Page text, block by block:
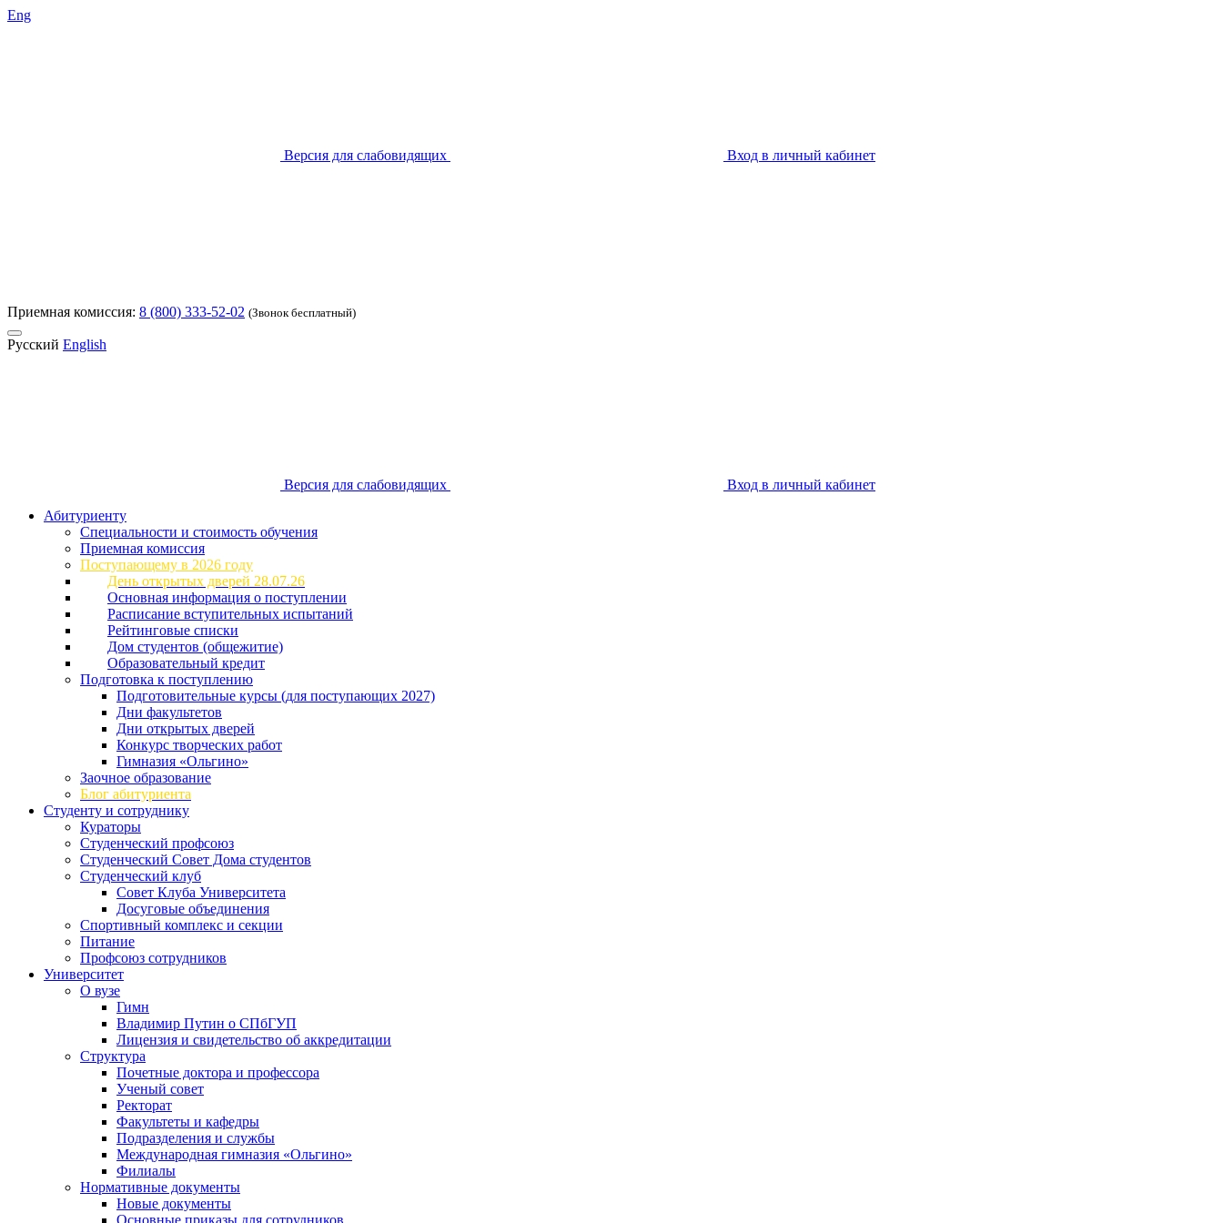
Eng
Версия для слабовидящих Вход в личный кабинет
Приемная комиссия: 8 (800) 333-52-02 (Звонок бесплатный)
Русский English
Версия для слабовидящих
Вход в личный кабинет
Абитуриенту
Специальности и стоимость обучения
Приемная комиссия
Поступающему в 2026 году
День открытых дверей 28.07.26
Основная информация о поступлении
Расписание вступительных испытаний
Рейтинговые списки
Дом студентов (общежитие)
Образовательный кредит
Подготовка к поступлению
Подготовительные курсы (для поступающих 2027)
Дни факультетов
Дни открытых дверей
Конкурс творческих работ
Гимназия «Ольгино»
Заочное образование
Блог абитуриента
Студенту и сотруднику
Кураторы
Студенческий профсоюз
Студенческий Совет Дома студентов
Студенческий клуб
Совет Клуба Университета
Досуговые объединения
Спортивный комплекс и секции
Питание
Профсоюз сотрудников
Университет
О вузе
Гимн
Владимир Путин о СПбГУП
Лицензия и свидетельство об аккредитации
Структура
Почетные доктора и профессора
Ученый совет
Ректорат
Факультеты и кафедры
Подразделения и службы
Международная гимназия «Ольгино»
Филиалы
Нормативные документы
Новые документы
Основные приказы для сотрудников